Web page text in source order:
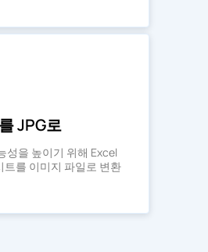
JPG로
성을 높이기 위해 Excel
트를 이미지 파일로 변환